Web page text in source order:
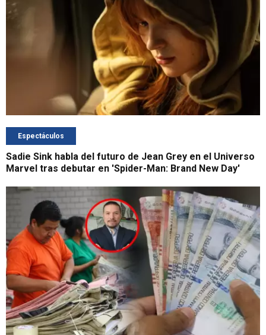
Espectáculos
Sadie Sink habla del futuro de Jean Grey en el Universo
Marvel tras debutar en 'Spider-Man: Brand New Day'